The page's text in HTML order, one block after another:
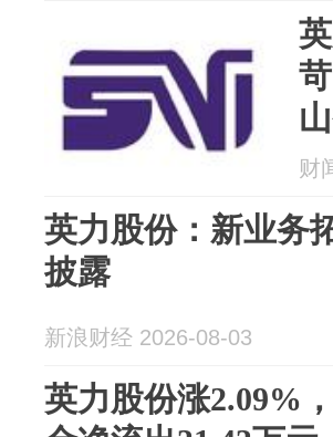
财
英力股份：新业务
披露
新浪财经 2026-08-03
英力股份涨2.09%